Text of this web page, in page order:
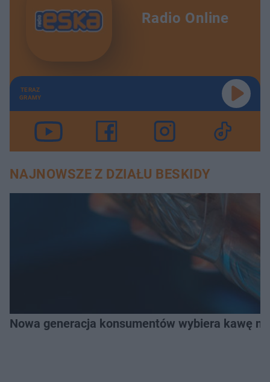
Radio Online
TERAZ
GRAMY
NAJNOWSZE Z DZIAŁU BESKIDY
Nowa generacja konsumentów wybiera kawę